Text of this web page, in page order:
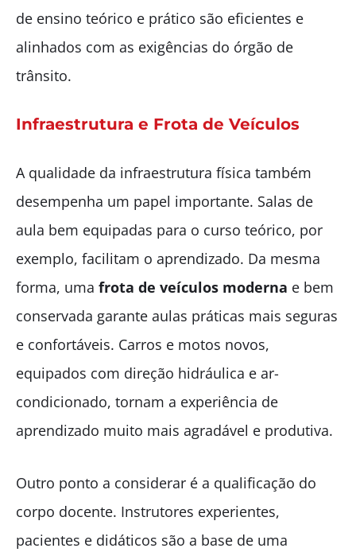
de ensino teórico e prático são eficientes e
alinhados com as exigências do órgão de
trânsito.
Infraestrutura e Frota de Veículos
A qualidade da infraestrutura física também
desempenha um papel importante. Salas de
aula bem equipadas para o curso teórico, por
exemplo, facilitam o aprendizado. Da mesma
forma, uma frota de veículos moderna e bem
conservada garante aulas práticas mais seguras
e confortáveis. Carros e motos novos,
equipados com direção hidráulica e ar-
condicionado, tornam a experiência de
aprendizado muito mais agradável e produtiva.
Outro ponto a considerar é a qualificação do
corpo docente. Instrutores experientes,
pacientes e didáticos são a base de uma